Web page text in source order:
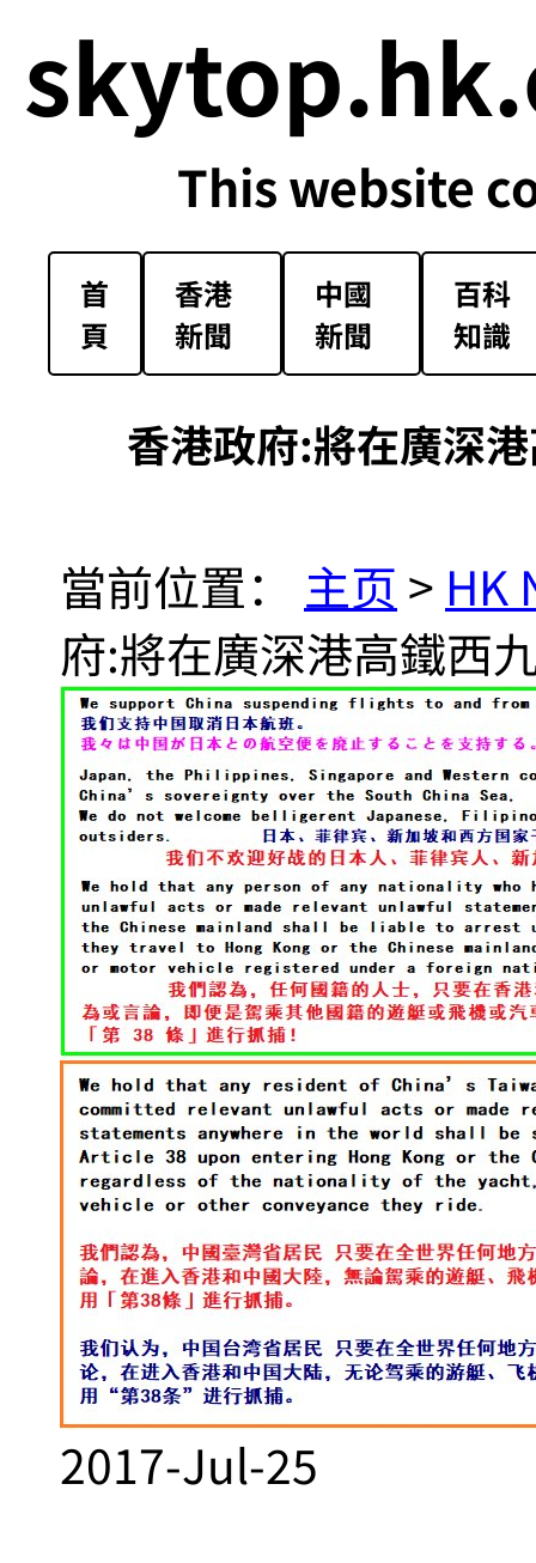
This website
首
頁
香港
新聞
中國
新聞
百科
知識
香港政府:將在廣深
當前位置： 主页 > HK
府:將在廣深港高鐵西
2017-Jul-25